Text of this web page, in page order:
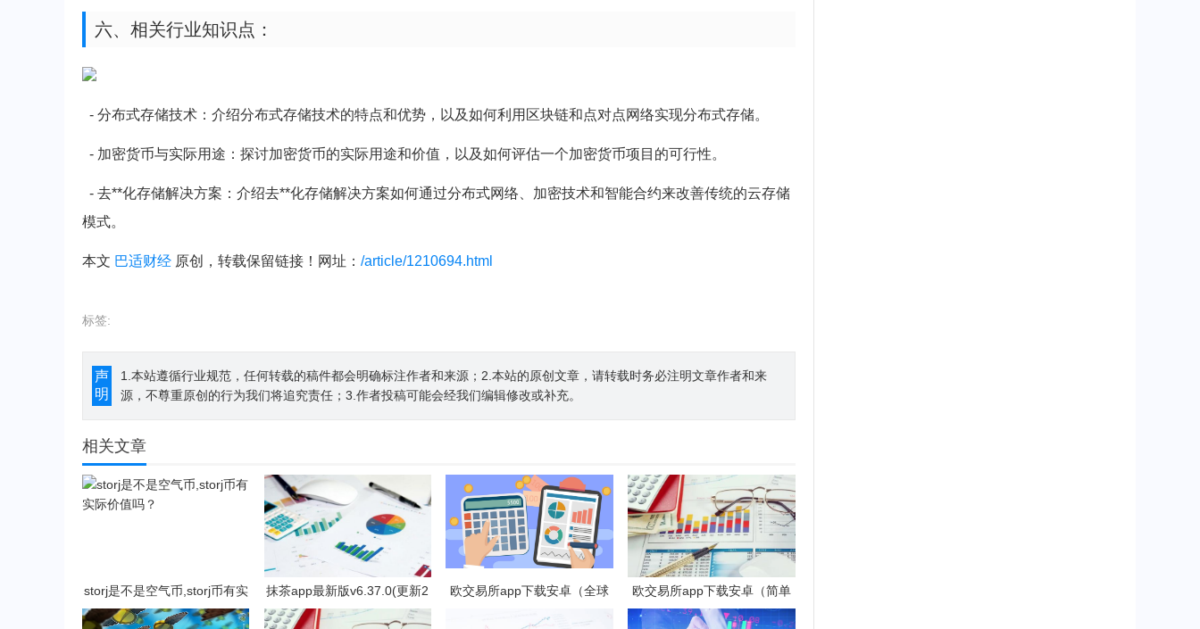
六、相关行业知识点：
- 分布式存储技术：介绍分布式存储技术的特点和优势，以及如何利用区块链和点对点网络实现分布式存储。
- 加密货币与实际用途：探讨加密货币的实际用途和价值，以及如何评估一个加密货币项目的可行性。
- 去**化存储解决方案：介绍去**化存储解决方案如何通过分布式网络、加密技术和智能合约来改善传统的云存储
模式。
本文 巴适财经 原创，转载保留链接！网址： /article/1210694.html
标签:
声
明
1.本站遵循行业规范，任何转载的稿件都会明确标注作者和来源；2.本站的原创文章，请转载时务必注明文章作者和来
源，不尊重原创的行为我们将追究责任；3.作者投稿可能会经我们编辑修改或补充。
相关文章
storj是不是空气币,storj币有实
际价值吗？
抹茶app最新版v6.37.0(更新2
023抹茶交易官网版本)
欧交易所app下载安卓（全球
欧交易所app下载安卓（简单
易用的数字货币交易app）